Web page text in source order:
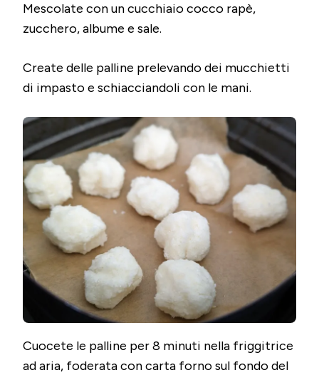
Mescolate con un cucchiaio cocco rapè,
zucchero, albume e sale.
Create delle palline prelevando dei mucchietti
di impasto e schiacciandoli con le mani.
Cuocete le palline per 8 minuti nella friggitrice
ad aria, foderata con carta forno sul fondo del